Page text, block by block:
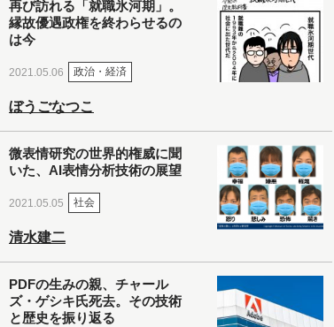
再び訪れる「就職氷河期」。
縁故優遇政権を終わらせるの
は今
2021.05.06 政治・経済
ぼうごなつこ
微表情研究の世界的権威に聞
いた、AI表情分析技術の展望
2021.05.05 社会
清水建二
PDFの生みの親、チャール
ズ・ゲシキ氏死去。その技術
と歴史を振り返る